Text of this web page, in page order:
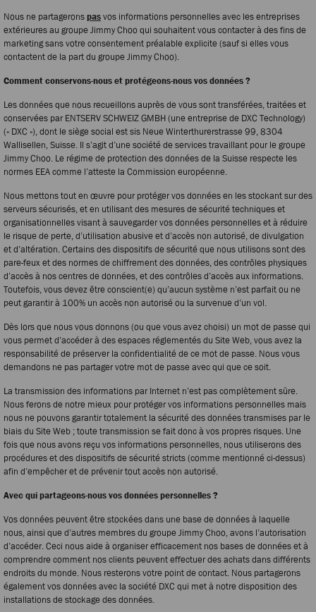
Nous ne partageronspasvos informations personnelles avec les entreprises
extérieures au groupe Jimmy Choo qui souhaitent vous contacter à des fins de
marketing sans votre consentement préalable explicite (sauf si elles vous
contactent de la part du groupe Jimmy Choo).
Comment conservons-nous et protégeons-nous vos données ?
Les données que nous recueillons auprès de vous sont transférées, traitées et
conservées par ENTSERV SCHWEIZ GMBH (une entreprise de DXC Technology)
(« DXC »), dont le siège social est sis Neue Winterthurerstrasse 99, 8304
Wallisellen, Suisse. Il s’agit d’une société de services travaillant pour le groupe
Jimmy Choo. Le régime de protection des données de la Suisse respecte les
normes EEA comme l’atteste la Commission européenne.
Nous mettons tout en œuvre pour protéger vos données en les stockant sur des
serveurs sécurisés, et en utilisant des mesures de sécurité techniques et
organisationnelles visant à sauvegarder vos données personnelles et à réduire
le risque de perte, d’utilisation abusive et d’accès non autorisé, de divulgation
et d’altération. Certains des dispositifs de sécurité que nous utilisons sont des
pare-feux et des normes de chiffrement des données, des contrôles physiques
d’accès à nos centres de données, et des contrôles d’accès aux informations.
Toutefois, vous devez être conscient(e) qu’aucun système n’est parfait ou ne
peut garantir à 100% un accès non autorisé ou la survenue d’un vol.
Dès lors que nous vous donnons (ou que vous avez choisi) un mot de passe qui
vous permet d’accéder à des espaces réglementés du Site Web, vous avez la
responsabilité de préserver la confidentialité de ce mot de passe. Nous vous
demandons ne pas partager votre mot de passe avec qui que ce soit.
La transmission des informations par Internet n’est pas complètement sûre.
Nous ferons de notre mieux pour protéger vos informations personnelles mais
nous ne pouvons garantir totalement la sécurité des données transmises par le
biais du Site Web ; toute transmission se fait donc à vos propres risques. Une
fois que nous avons reçu vos informations personnelles, nous utiliserons des
procédures et des dispositifs de sécurité stricts (comme mentionné ci-dessus)
afin d’empêcher et de prévenir tout accès non autorisé.
Avec qui partageons-nous vos données personnelles ?
Vos données peuvent être stockées dans une base de données à laquelle
nous, ainsi que d’autres membres du groupe Jimmy Choo, avons l’autorisation
d’accéder. Ceci nous aide à organiser efficacement nos bases de données et à
comprendre comment nos clients peuvent effectuer des achats dans différents
endroits du monde. Nous resterons votre point de contact. Nous partagerons
également vos données avec la société DXC qui met à notre disposition des
installations de stockage des données.